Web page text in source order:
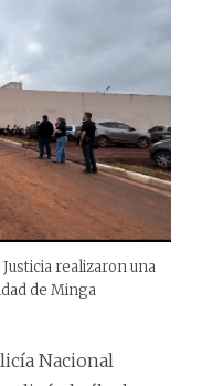
realizaron una
de Minga
Nacional